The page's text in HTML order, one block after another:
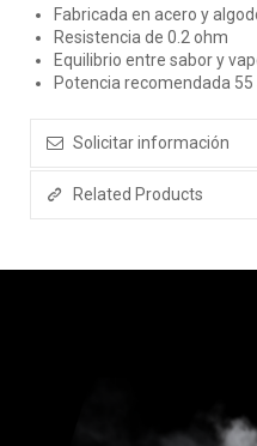
Fabricada en acero y
Resistencia de 0.2 ohm
Equilibrio entre sabor y
Potencia recomendada 55
Solicitar información
Related Products